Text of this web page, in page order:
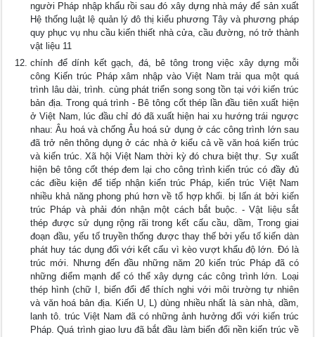
người Pháp nhập khẩu rồi sau đó xây dựng nhà máy để sản xuất
Hệ thống luật lệ quản lý đô thị kiểu phương Tây và phương pháp
quy phục vụ nhu cầu kiến thiết nhà cửa, cầu đường, nó trở thành
vật liệu 11
chính để dính kết gạch, đá, bê tông trong việc xây dựng mỗi
công Kiến trúc Pháp xâm nhập vào Việt Nam trải qua một quá
trình lâu dài, trình. cùng phát triển song song tồn tại với kiến trúc
bản địa. Trong quá trình - Bê tông cốt thép lần đầu tiên xuất hiện
ở Việt Nam, lúc đầu chỉ đó đã xuất hiện hai xu hướng trái ngược
nhau: Âu hoá và chống Âu hoá sử dụng ở các công trình lớn sau
đã trở nên thông dụng ở các nhà ở kiểu cả về văn hoá kiến trúc
và kiến trúc. Xã hội Việt Nam thời kỳ đó chưa biệt thự. Sự xuất
hiện bê tông cốt thép đem lại cho công trình kiến trúc có đầy đủ
các điều kiện để tiếp nhận kiến trúc Pháp, kiến trúc Việt Nam
nhiều khả năng phong phú hơn về tổ hợp khối. bị lấn át bởi kiến
trúc Pháp và phải đón nhận một cách bắt buộc. - Vật liệu sắt
thép được sử dụng rộng rãi trong kết cấu cầu, dầm, Trong giai
đoạn đầu, yếu tố truyền thống được thay thế bởi yếu tố kiến dàn
phát huy tác dụng đối với kết cấu vì kèo vượt khẩu độ lớn. Đó là
trúc mới. Nhưng đến đầu những năm 20 kiến trúc Pháp đã có
những điểm mạnh để có thể xây dựng các công trình lớn. Loại
thép hình (chữ I, biến đổi để thích nghi với môi trường tự nhiên
và văn hoá bản địa. Kiến U, L) dùng nhiều nhất là sàn nhà, dầm,
lanh tô. trúc Việt Nam đã có những ảnh hưởng đối với kiến trúc
Pháp. Quá trình giao lưu đã bắt đầu làm biến đổi nền kiến trúc về